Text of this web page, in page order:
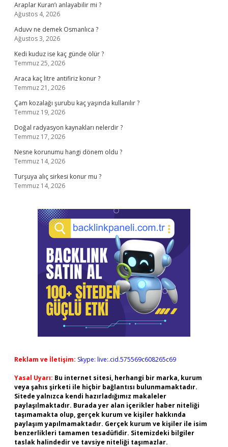
Araplar Kuran’ı anlayabilir mi ?
Ağustos 4, 2026
Aduvv ne demek Osmanlıca ?
Ağustos 3, 2026
Kedi kuduz ise kaç günde ölür ?
Temmuz 25, 2026
Araca kaç litre antifiriz konur ?
Temmuz 21, 2026
Çam kozalağı şurubu kaç yaşında kullanılır ?
Temmuz 19, 2026
Doğal radyasyon kaynakları nelerdir ?
Temmuz 17, 2026
Nesne korunumu hangi dönem oldu ?
Temmuz 14, 2026
Turşuya alıç sirkesi konur mu ?
Temmuz 14, 2026
Reklam ve İletişim: Skype: live:.cid.575569c608265c69
Yasal Uyarı: Bu internet sitesi, herhangi bir marka, kurum
veya şahıs şirketi ile hiçbir bağlantısı bulunmamaktadır.
Sitede yalnızca kendi hazırladığımız makaleler
paylaşılmaktadır. Burada yer alan içerikler haber niteliği
taşımamakta olup, gerçek kurum ve kişiler hakkında
paylaşım yapılmamaktadır. Gerçek kurum ve kişiler ile isim
benzerlikleri tamamen tesadüfidir. Sitemizdeki bilgiler
taslak halindedir ve tavsiye niteliği taşımazlar.